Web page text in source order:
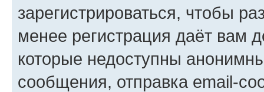
зарегистрироваться, чтобы
менее регистрация даёт вам
которые недоступны
сообщения, отправка email-